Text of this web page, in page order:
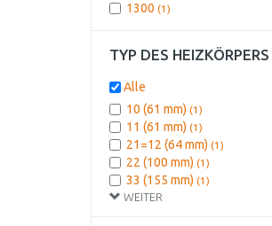
1300 (1)
TYP DES HEIZKÖRPERS
WEITER
Alle
10 (61 mm) (1)
11 (61 mm) (1)
21=12 (64 mm) (1)
22 (100 mm) (1)
33 (155 mm) (1)